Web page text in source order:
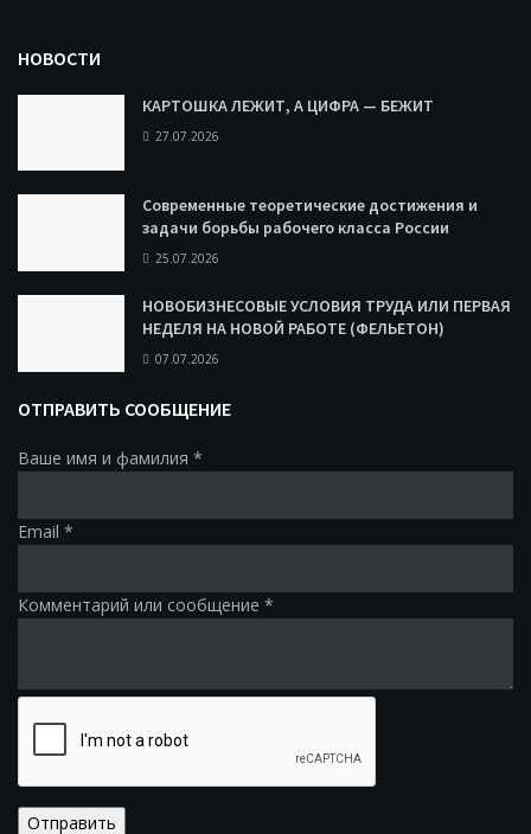
НОВОСТИ
КАРТОШКА ЛЕЖИТ, А ЦИФРА — БЕЖИТ
27.07.2026
Современные теоретические достижения и
задачи борьбы рабочего класса России
25.07.2026
НОВОБИЗНЕСОВЫЕ УСЛОВИЯ ТРУДА ИЛИ ПЕРВАЯ
НЕДЕЛЯ НА НОВОЙ РАБОТЕ (ФЕЛЬЕТОН)
07.07.2026
ОТПРАВИТЬ СООБЩЕНИЕ
Ваше имя и фамилия *
Email *
Комментарий или сообщение *
Отправить